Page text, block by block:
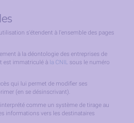
s'étendent à l'ensemble des pages
à la déontologie des entreprises de
est immatriculé à la CNIL sous le numéro
qui lui permet de modifier ses
(en se désinscrivant).
comme un système de tirage au
informations vers les destinataires